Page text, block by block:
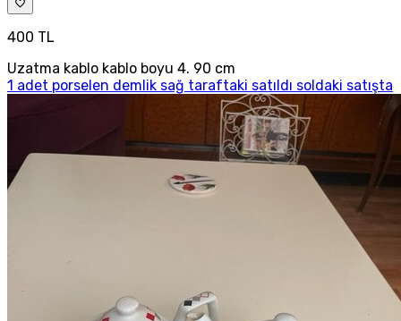
400 TL
Uzatma kablo kablo boyu 4. 90 cm
1 adet porselen demlik sağ taraftaki satıldı soldaki satışta